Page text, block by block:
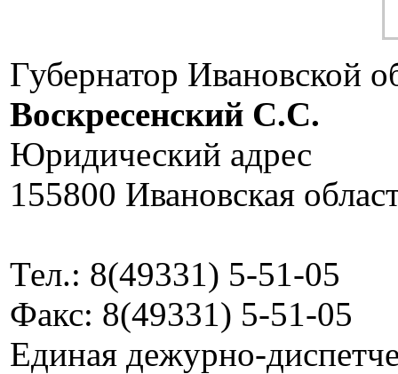
Губернатор Ивановской
Воскресенский C.C.
Юридический адрес
155800 Ивановская
Тел.: 8(49331) 5-51-05
Факс: 8(49331) 5-51-05
Единая дежурно-